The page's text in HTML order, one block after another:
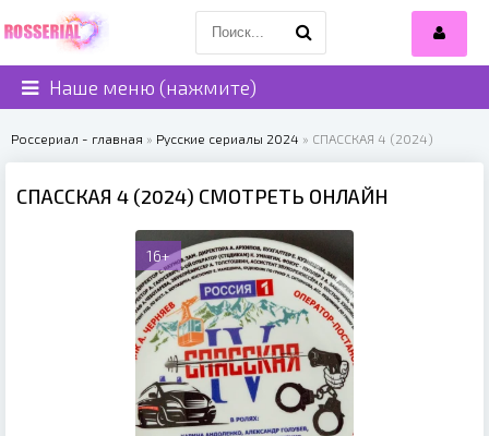
Наше меню (нажмите)
Россериал - главная » Русские сериалы 2024 » СПАССКАЯ 4 (2024)
СПАССКАЯ 4 (2024) СМОТРЕТЬ ОНЛАЙН
16+